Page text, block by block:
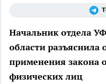
Начальник отдела
области разъяснила
применения закона
физических лиц